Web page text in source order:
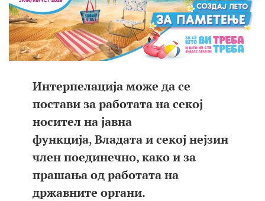
Интерпелација може да се
постави за работата на секој
носител на јавна
функција,Владата и секој нејзин
член поединечно, како и за
прашања од работата на
државните органи.